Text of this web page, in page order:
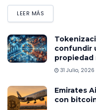
LEER MÁS
confundir
propiedad
31 Julio, 2026
Emirates
con